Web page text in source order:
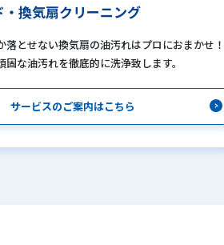
・換気扇クリーニング
落とせない換気扇の油汚れはプロにおまかせ！
固な油汚れを徹底的に洗浄致します。
サービスのご案内はこちら